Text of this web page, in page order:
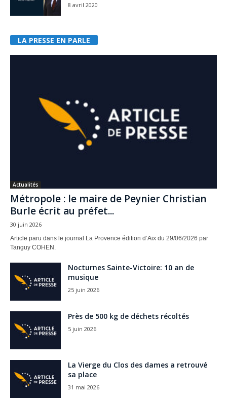
8 avril 2020
LA PRESSE EN PARLE
Actualités
Métropole : le maire de Peynier Christian
Burle écrit au préfet...
30 juin 2026
Article paru dans le journal La Provence édition d’Aix du 29/06/2026 par
Tanguy COHEN.
Nocturnes Sainte-Victoire: 10 an de
musique
25 juin 2026
Près de 500 kg de déchets récoltés
5 juin 2026
La Vierge du Clos des dames a retrouvé
sa place
31 mai 2026